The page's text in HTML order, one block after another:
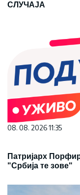
СЛУЧАЈА
08. 08. 2026 11:35
Патријарх
"Србија те зове"